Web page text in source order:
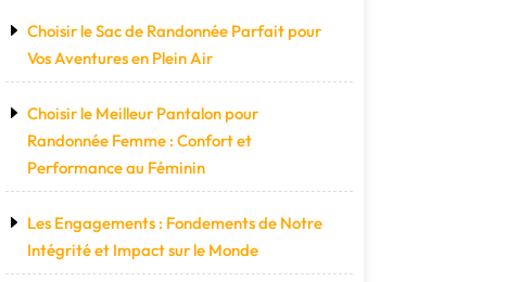
Choisir le Sac de Randonnée Parfait pour
Vos Aventures en Plein Air
Choisir le Meilleur Pantalon pour
Randonnée Femme : Confort et
Performance au Féminin
Les Engagements : Fondements de Notre
Intégrité et Impact sur le Monde